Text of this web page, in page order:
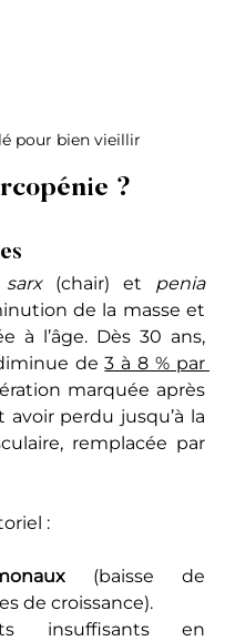
pour bien vieillir
?
sarx (chair) et
penia
de la masse et
à l’âge. Dès 30 ans,
de 3 à 8 % par
marquée après
perdu jusqu’à la
remplacée par
:
(baisse de
de croissance).
insuffisants en